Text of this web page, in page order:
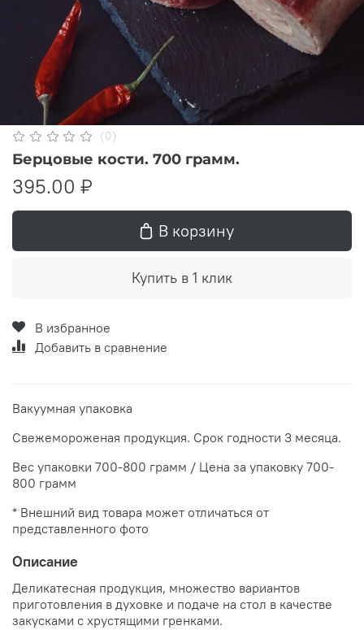
(0)
Берцовые кости. 700 грамм.
395.00 ₽
В корзину
Купить в 1 клик
В избранное
Добавить в сравнение
Вакуумная упаковка
Свежемороженая продукция. Срок годности 3 месяца.
Вес упаковки 700-800 грамм / Цена за упаковку 700-
800 грамм
* Внешний вид товара может отличаться от
представленного фото
Описание
Деликатесная продукция, множество вариантов
приготовления в духовке и подаче на стол в качестве
закусками с хрустящими гренками.